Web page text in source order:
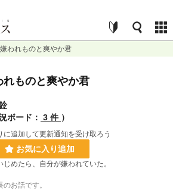
嫌われものと爽やか君
れものと爽やか君
ボード： 3 件 ）
に追加して更新通知を受け取ろう
お気に入り追加
めたら、自分が嫌われていた。
お話です。